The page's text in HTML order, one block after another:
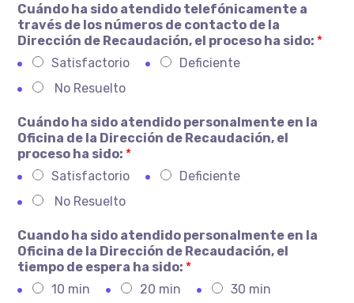
Cuándo ha sido atendido telefónicamente a
través de los números de contacto de la
Dirección de Recaudación, el proceso ha sido: *
Satisfactorio
Deficiente
No Resuelto
Cuándo ha sido atendido personalmente en la
Oficina de la Dirección de Recaudación, el
proceso ha sido: *
Satisfactorio
Deficiente
No Resuelto
Cuando ha sido atendido personalmente en la
Oficina de la Dirección de Recaudación, el
tiempo de espera ha sido: *
10 min
20 min 30 min